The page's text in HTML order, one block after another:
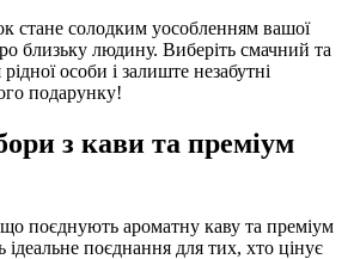
стане солодким уособленням вашої
близьку людину. Виберіть смачний та
особи і залиште незабутні
подарунку!
з кави та преміум
поєднують ароматну каву та преміум
поєднання для тих, хто цінує